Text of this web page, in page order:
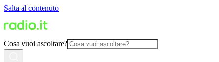
Salta al contenuto
Cosa vuoi ascoltare?